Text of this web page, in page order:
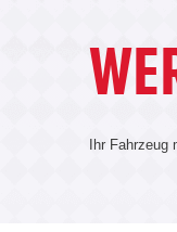
Ihr